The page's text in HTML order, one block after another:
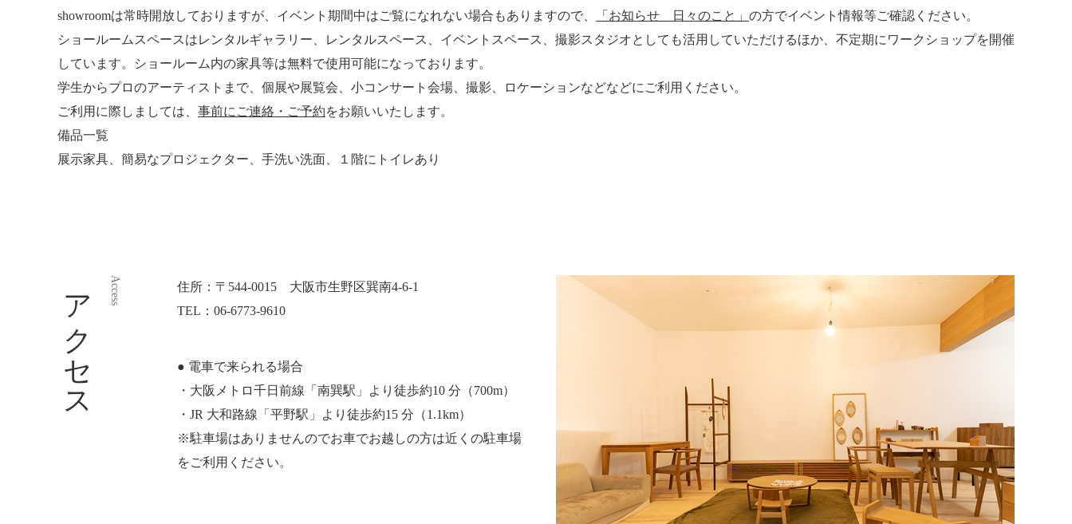
showroomは常時開放しておりますが、イベント期間中はご覧になれない場合もありますので、 「お知らせ 日々のこと」 の方でイベント情報等ご確認ください。
ショールームスペースはレンタルギャラリー、レンタルスペース、イベントスペース、撮影スタジオとしても活用していただけるほか、不定期にワークショップを開催
しています。ショールーム内の家具等は無料で使用可能になっております。
学生からプロのアーティストまで、個展や展覧会、小コンサート会場、撮影、ロケーションなどなどにご利用ください。
ご利用に際しましては、 事前にご連絡・ご予約をお願いいたします。​​​​​​​
備品一覧
展示家具、簡易なプロジェクター、手洗い洗面、１階にトイレあり
Access
アクセス
住所：〒544-0015 大阪市生野区巽南4-6-1
​​​​​​​TEL： 06-6773-9610
● 電車で来られる場合
・大阪メトロ千日前線「南巽駅」より徒歩約10 分（700m）
・JR 大和路線「平野駅」より徒歩約15 分（1.1km）
​​​​​​​※駐車場はありませんのでお車でお越しの方は近くの駐車場
をご利用ください。​​​​​​​